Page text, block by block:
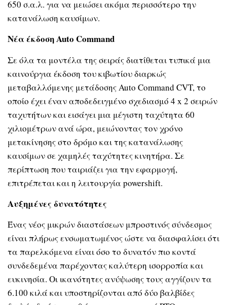
650 σ.α.λ. για να μειώσει ακόμα περισσότερο την
κατανάλωση καυσίμων.
Νέα έκδοσηAuto Command
Σε όλα τα μοντέλα της σειράς διατίθεται τυπικά μια
καινούργια έκδοση του κιβωτίου διαρκώς
μεταβαλλόμενης μετάδοσης Auto Command CVT, το
οποίο έχει έναν αποδεδειγμένο σχεδιασμό 4 x 2 σειρών
ταχυτήτων και εισάγει μια μέγιστη ταχύτητα 60
χιλιομέτρων ανά ώρα, μειώνοντας τον χρόνο
μετακίνησης στο δρόμο και της κατανάλωσης
καυσίμων σε χαμηλές ταχύτητες κινητήρα. Σε
περίπτωση που ταιριάζει για την εφαρμογή,
επιτρέπεται και η λειτουργία powershift.
Αυξημένες δυνατότητες
Ένας νέος μικρών διαστάσεων μπροστινός σύνδεσμος
είναι πλήρως ενσωματωμένος ώστε να διασφαλίσει ότι
τα παρελκόμενα είναι όσο το δυνατόν πιο κοντά
συνδεδεμένα παρέχοντας καλύτερη ισορροπία και
ευκινησία. Οι ικανότητες ανύψωσης τους αγγίζουν τα
6.100 κιλά και υποστηρίζονται από δύο βαλβίδες